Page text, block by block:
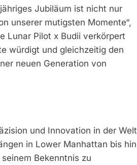
Jubiläum ist nicht nur
unserer mutigsten Momente“,
Lunar Pilot x Budii verkörpert
würdigt und gleichzeitig den
neuen Generation von
und Innovation in der Welt
in Lower Manhattan bis hin
Bekenntnis zu